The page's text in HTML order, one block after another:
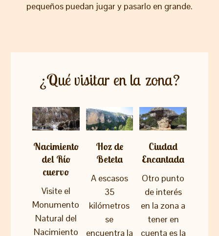
pequeños puedan jugar y pasarlo en grande.
¿Qué visitar en la zona?
Nacimiento
del Río
cuervo
Visite el
Monumento
Natural del
Nacimiento
Hoz de
Beteta
A escasos
35
kilómetros
se
encuentra la
Ciudad
Encantada
Otro punto
de interés
en la zona a
tener en
cuenta es la